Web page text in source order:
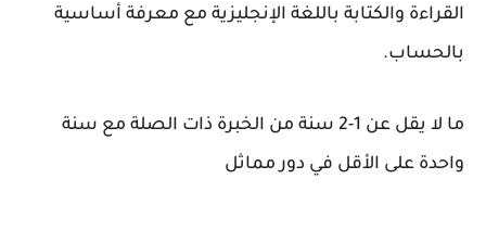
القراءة والكتابة باللغة الإنجليزية مع معرفة أساسية
بالحساب.
ما لا يقل عن 1-2 سنة من الخبرة ذات الصلة مع سنة
واحدة على الأقل في دور مماثل